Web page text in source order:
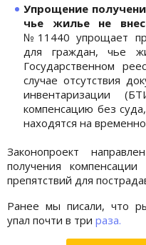
Упрощение
чье жилье не
№11440 упрощает
для граждан, чье
Государственном
случае отсутствия
инвентаризации
компенсацию без
находятся на
Законопроект
получения
препятствий для
Ранее мы писали, что
упал почти в три раза.